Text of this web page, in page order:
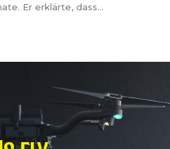
Er erklärte, dass…